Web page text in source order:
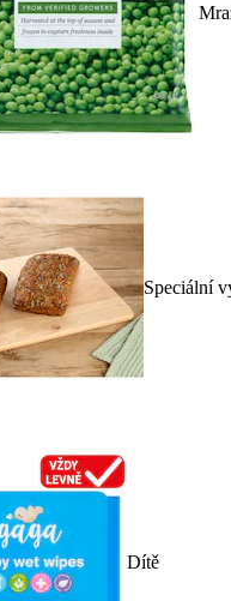
Speciální
Dítě